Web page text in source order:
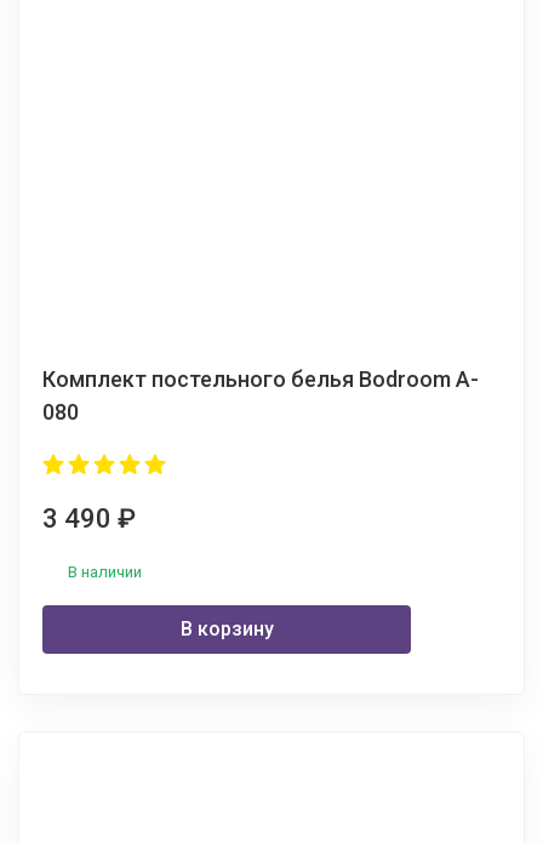
Комплект постельного белья Bodroom A-
080
3 490 ₽
В наличии
В корзину